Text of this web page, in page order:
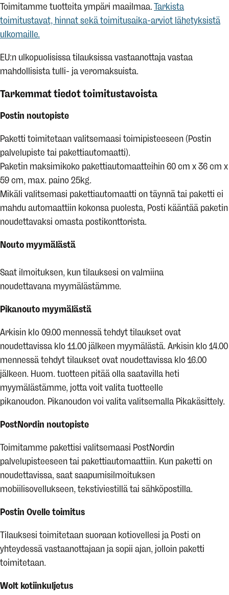
Toimitamme tuotteita ympäri maailmaa.Tarkista
toimitustavat, hinnat sekä toimitusaika-arviot lähetyksistä
ulkomaille.
EU:n ulkopuolisissa tilauksissa vastaanottaja vastaa
mahdollisista tulli- ja veromaksuista.
Tarkemmat tiedot toimitustavoista
Postin noutopiste
Paketti toimitetaan valitsemaasi toimipisteeseen (Postin
palvelupiste tai pakettiautomaatti).
Paketin maksimikoko pakettiautomaatteihin 60 cm x 36 cm x
59 cm, max. paino 25kg.
Mikäli valitsemasi pakettiautomaatti on täynnä tai paketti ei
mahdu automaattiin kokonsa puolesta, Posti kääntää paketin
noudettavaksi omasta postikonttorista.
Nouto myymälästä
Saat ilmoituksen, kun tilauksesi on valmiina
noudettavana myymälästämme.
Pikanouto myymälästä
Arkisin klo 09.00 mennessä tehdyt tilaukset ovat
noudettavissa klo 11.00 jälkeen myymälästä. Arkisin klo 14.00
mennessä tehdyt tilaukset ovat noudettavissa klo 16.00
jälkeen. Huom. tuotteen pitää olla saatavilla heti
myymälästämme, jotta voit valita tuotteelle
pikanoudon. Pikanoudon voi valita valitsemalla Pikakäsittely.
PostNordin noutopiste
Toimitamme pakettisi valitsemaasi PostNordin
palvelupisteeseen tai pakettiautomaattiin. Kun paketti on
noudettavissa, saat saapumisilmoituksen
mobiilisovellukseen, tekstiviestillä tai sähköpostilla.
Postin Ovelle toimitus
Tilauksesi toimitetaan suoraan kotiovellesi ja Posti on
yhteydessä vastaanottajaan ja sopii ajan, jolloin paketti
toimitetaan.
Wolt kotiinkuljetus